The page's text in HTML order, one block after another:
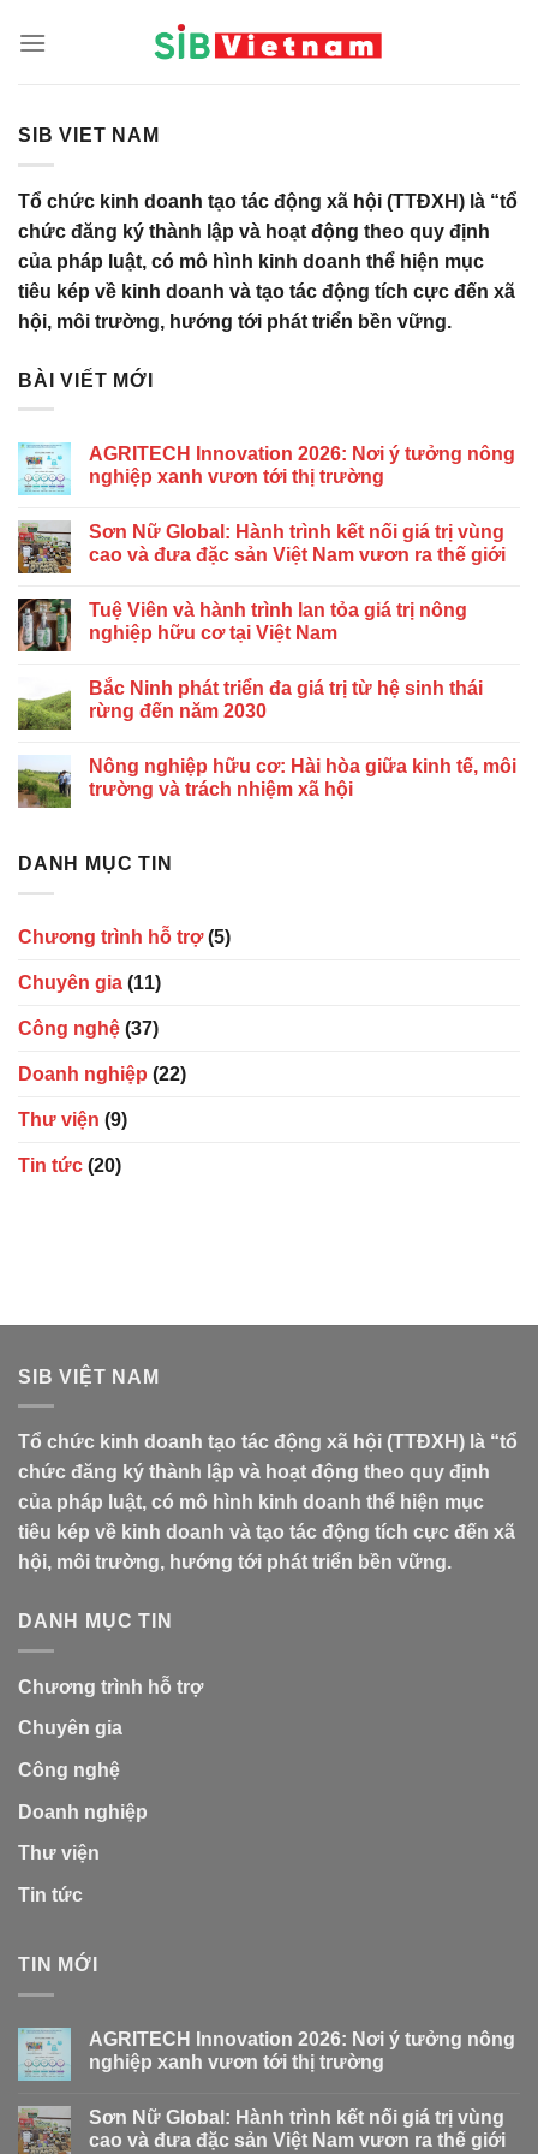
SIB VIET NAM
Tổ chức kinh doanh tạo tác động xã hội (TTĐXH) là “tổ
chức đăng ký thành lập và hoạt động theo quy định
của pháp luật, có mô hình kinh doanh thể hiện mục
tiêu kép về kinh doanh và tạo tác động tích cực đến xã
hội, môi trường, hướng tới phát triển bền vững.
BÀI VIẾT MỚI
AGRITECH Innovation 2026: Nơi ý tưởng nông
nghiệp xanh vươn tới thị trường
Sơn Nữ Global: Hành trình kết nối giá trị vùng
cao và đưa đặc sản Việt Nam vươn ra thế giới
Tuệ Viên và hành trình lan tỏa giá trị nông
nghiệp hữu cơ tại Việt Nam
Bắc Ninh phát triển đa giá trị từ hệ sinh thái
rừng đến năm 2030
Nông nghiệp hữu cơ: Hài hòa giữa kinh tế, môi
trường và trách nhiệm xã hội
DANH MỤC TIN
Chương trình hỗ trợ(5)
Chuyên gia (11)
Công nghệ (37)
Doanh nghiệp (22)
Thư viện (9)
Tin tức (20)
SIB VIỆT NAM
Tổ chức kinh doanh tạo tác động xã hội (TTĐXH) là “tổ
chức đăng ký thành lập và hoạt động theo quy định
của pháp luật, có mô hình kinh doanh thể hiện mục
tiêu kép về kinh doanh và tạo tác động tích cực đến xã
hội, môi trường, hướng tới phát triển bền vững.
DANH MỤC TIN
Chương trình hỗ trợ
Chuyên gia
Công nghệ
Doanh nghiệp
Thư viện
Tin tức
TIN MỚI
AGRITECH Innovation 2026: Nơi ý tưởng nông
nghiệp xanh vươn tới thị trường
Sơn Nữ Global: Hành trình kết nối giá trị vùng
cao và đưa đặc sản Việt Nam vươn ra thế giới